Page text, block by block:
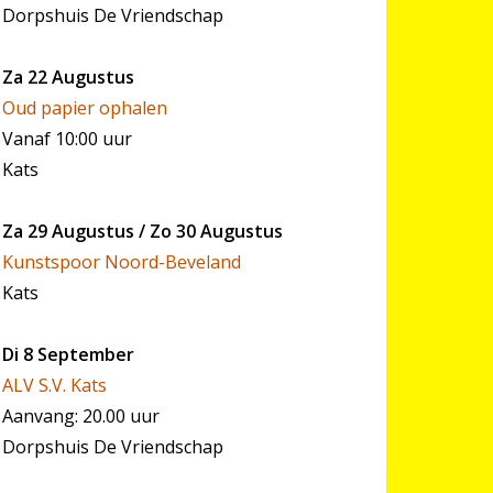
Dorpshuis De Vriendschap
Za 22 Augustus
Oud papier ophalen
Vanaf 10:00 uur
Kats
Za 29 Augustus / Zo 30 Augustus
Kunstspoor Noord-Beveland
Kats
Di 8 September
ALV S.V. Kats
Aanvang: 20.00 uur
Dorpshuis De Vriendschap